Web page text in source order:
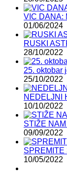
VIC DANA:
01/06/2024
RUSKI
28/10/2022
25. oktobar
25/10/2022
NEDELJNI
10/10/2022
STIŽE
09/09/2022
SPREMITE
10/05/2022